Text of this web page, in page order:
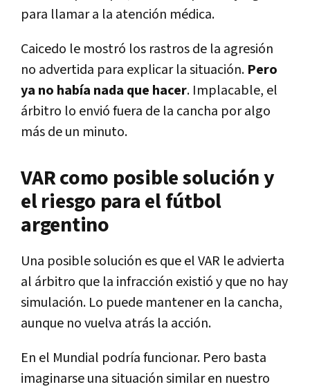
para llamar a la atención médica.
Caicedo le mostró los rastros de la agresión
no advertida para explicar la situación. Pero
ya no había nada que hacer. Implacable, el
árbitro lo envió fuera de la cancha por algo
más de un minuto.
VAR como posible solución y
el riesgo para el fútbol
argentino
Una posible solución es que el VAR le advierta
al árbitro que la infracción existió y que no hay
simulación. Lo puede mantener en la cancha,
aunque no vuelva atrás la acción.
En el Mundial podría funcionar. Pero basta
imaginarse una situación similar en nuestro